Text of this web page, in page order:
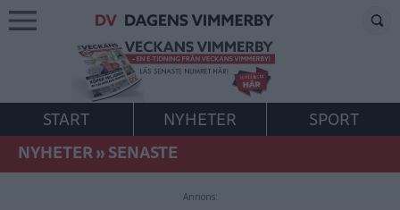
START NYHETER
SPORT
NYHETER»SENASTE
Annons: